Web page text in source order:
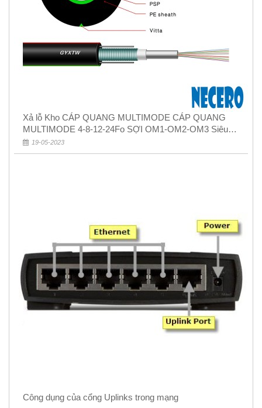
Xả lỗ Kho CÁP QUANG MULTIMODE CÁP QUANG
MULTIMODE 4-8-12-24Fo SỢI OM1-OM2-OM3 Siêu
Rẻ 5k
19-05-2023
Công dụng của cổng Uplinks trong mạng